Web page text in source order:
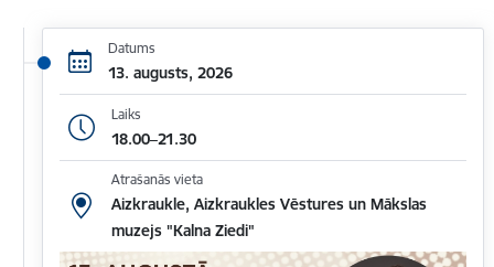
Datums
13. augusts, 2026
Laiks
18.00–21.30
Atrašanās vieta
Aizkraukle, Aizkraukles Vēstures un Mākslas
muzejs "Kalna Ziedi"